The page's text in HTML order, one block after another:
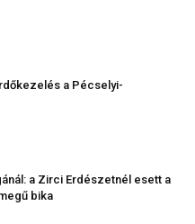
a Pécselyi-
a Zirci Erdészetnél esett a
bika